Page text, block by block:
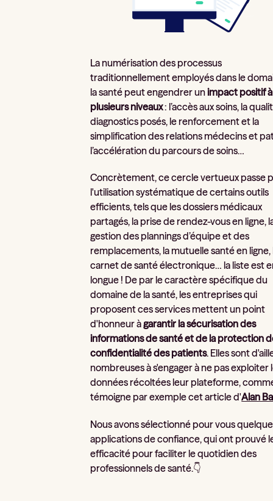
La numérisation des processus
traditionnellement employés dans le
la santé peut engendrer unimpact positif à
plusieurs niveaux: l’accès aux soins, la
diagnostics posés, le renforcement et la
simplification des relations médecins et
l’accélération du parcours de soins…
Concrètement, ce cercle vertueux passe
l'utilisation systématique de certains outils
efficients, tels que les dossiers médicaux
partagés, la prise de rendez-vous en ligne,
gestion des plannings d’équipe et des
remplacements, la mutuelle santé en ligne,
carnet de santé électronique… la liste est
longue ! De par le caractère spécifique du
domaine de la santé, les entreprises qui
proposent ces services mettent un point
d'honneur àgarantir la sécurisation des
informations de santé et de la protection
confidentialité des patients. Elles sont
nombreuses à s'engager à ne pas exploiter
données récoltées leur plateforme,
témoigne par exemple cet article d'Alan
Nous avons sélectionné pour vous
applications de confiance, qui ont prouvé
efficacité pour faciliter le quotidien des
professionnels de santé.👇